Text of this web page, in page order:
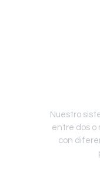
Nuestro
entre dos o
con